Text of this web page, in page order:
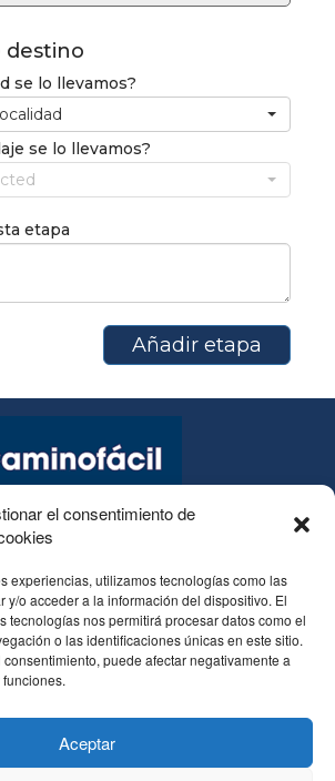
el consentimiento de
experiencias, utilizamos tecnologías como las
y/o acceder a la información del dispositivo. El
tecnologías nos permitirá procesar datos como el
o las identificaciones únicas en este sitio.
puede afectar negativamente a
Aceptar
destino
se lo llevamos?
se lo llevamos?
etapa
Añadir etapa
y mochilas en el Camino de